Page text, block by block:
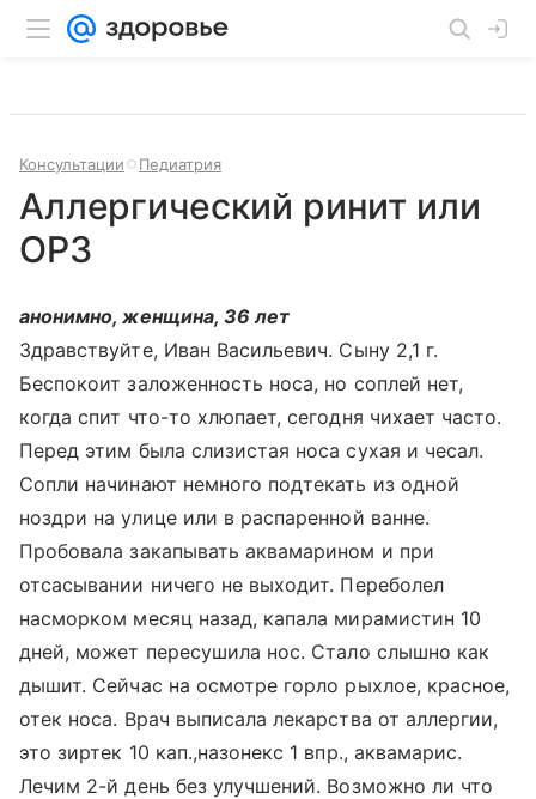
Консультации Педиатрия
Аллергический ринит или
ОРЗ
анонимно, женщина, 36 лет
Здравствуйте, Иван Васильевич. Сыну 2,1 г.
Беспокоит заложенность носа, но соплей нет,
когда спит что-то хлюпает, сегодня чихает часто.
Перед этим была слизистая носа сухая и чесал.
Сопли начинают немного подтекать из одной
ноздри на улице или в распаренной ванне.
Пробовала закапывать аквамарином и при
отсасывании ничего не выходит. Переболел
насморком месяц назад, капала мирамистин 10
дней, может пересушила нос. Стало слышно как
дышит. Сейчас на осмотре горло рыхлое, красное,
отек носа. Врач выписала лекарства от аллергии,
это зиртек 10 кап.,назонекс 1 впр., аквамарис.
Лечим 2-й день без улучшений. Возможно ли что